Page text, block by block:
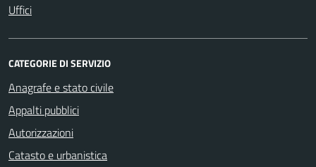
Uffici
CATEGORIE DI SERVIZIO
Anagrafe e stato civile
Appalti pubblici
Autorizzazioni
Catasto e urbanistica